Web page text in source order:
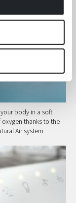
body in a soft
thanks to the
Air system